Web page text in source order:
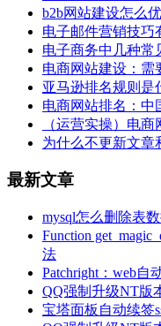
b2b网站建设怎么
电子邮件营销技巧
电子商务中几种常
电商网站建设：需
亚马逊排名规则是
电商网站排名：中
（运营实操）电
为什么不更新文章
最新文章
mysql怎么删除表
Function
法
Patchright：web自
QQ强制升级NT版
宝塔面板自动续签